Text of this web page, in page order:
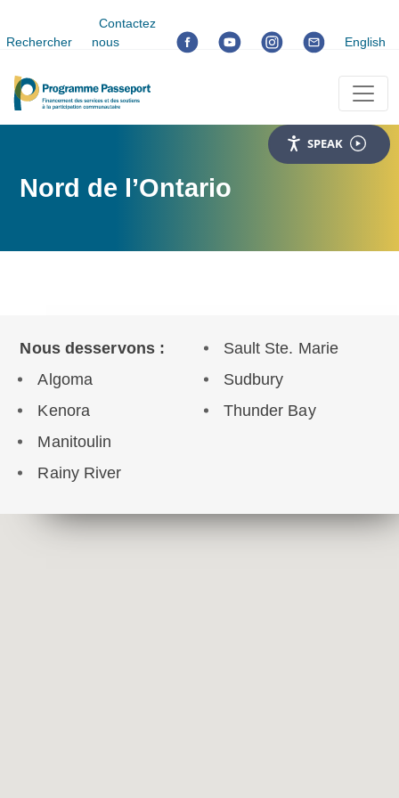
Rechercher
Contactez
nous
English
SPEAK
Nord de l’Ontario
Nous desservons :
Algoma
Kenora
Manitoulin
Rainy River
Sault Ste. Marie
Sudbury
Thunder Bay